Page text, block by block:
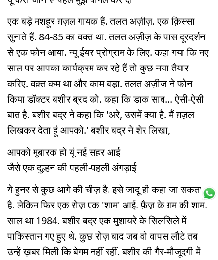
एक बड़े मशहूर ग़ज़ल गायक हैं. तलत अज़ीज़. एक क़िस्सा
सुनाते हैं. 84-85 का वक्त था. तलत अज़ीज़ के पास दूरदर्शन
से एक फोन आया. न्यू ईयर प्रोग्राम के लिए. कहा गया कि नए
साल पर आपका कार्यक्रम कर रहे हैं तो कुछ नया तैयार
करिए. वक़्त कम था और काम बड़ा. तलत अज़ीज़ ने फोन
किया डॉक्टर बशीर ब्रद को. कहा कि डाक साब... ऐसी-ऐसी
बात है. बशीर बद्र ने कहा कि 'अरे, उसमें क्या है. मैं ग़ज़ल
लिखकर देता हूं आपको.' बशीर बद्र ने शेर लिखा,
आपको मुबारक हो यूं नई सहर आई
जैसे एक दुल्हन की पहली-पहली अंगड़ाई
ये हुनर से कुछ आगे की चीज़ है. इसे जादू ही कहा जा सकता
है. लेकिन फिर एक रोज़ एक 'शाम' आई. फ़ैज़ के ग़म की शाम.
साल था 1984. बशीर बद्र एक मुशायरे के सिलसिले में
पाकिस्तान गए हुए थे. कुछ रोज़ बाद जब वो वापस लौटे तब
उन्हें ख़बर मिली कि बेगम नहीं रहीं. बशीर की गैर-मौजूदगी में